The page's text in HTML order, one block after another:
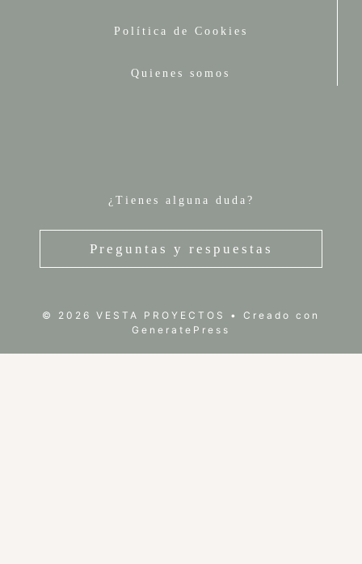
Política de Cookies
Quienes somos
¿Tienes alguna duda?
Preguntas y respuestas
© 2026 VESTA PROYECTOS
• Creado con
GeneratePress